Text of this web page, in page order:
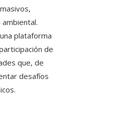
plataforma
de
que, de
desafíos